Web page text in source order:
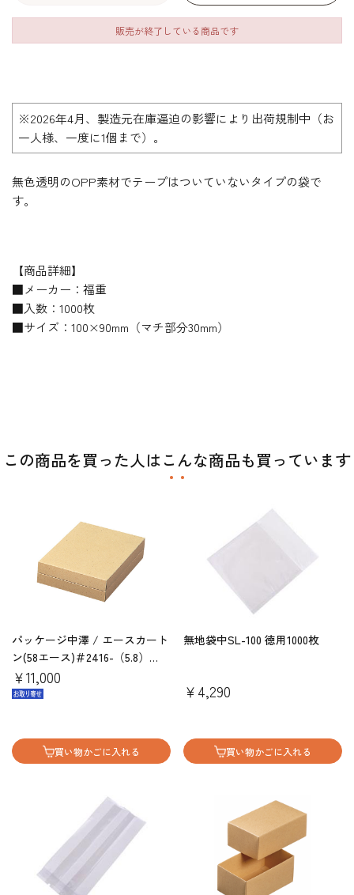
販売が終了している商品です
※2026年4月、製造元在庫逼迫の影響により出荷規制中（お
一人様、一度に1個まで）。
無色透明のOPP素材でテープはついていないタイプの袋で
す。
【商品詳細】
■メーカー：福重
■入数：1000枚
■サイズ：100×90mm（マチ部分30mm）
この商品を買った人はこんな商品も買っています
パッケージ中澤 / エースカート
ン(58エース)＃2416-（5.8）
（100枚)
￥11,000
買い物かごに入れる
無地袋中SL-100 徳用1000枚
￥4,290
買い物かごに入れる